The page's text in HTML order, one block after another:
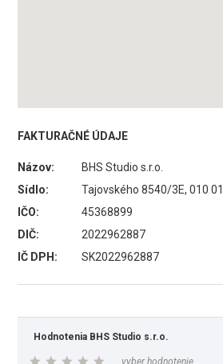
FAKTURAČNÉ ÚDAJE
Názov:
BHS Studio s.r.o.
Sídlo:
Tajovského 8540/3E, 010
IČO:
45368899
DIČ:
2022962887
IČ DPH:
SK2022962887
Hodnotenia BHS Studio s.r.o.
vyber hodnotenie